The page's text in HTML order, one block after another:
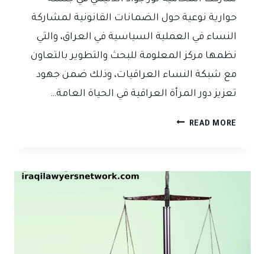
حوارية نوعية حول الضمانات القانونية لمشاركة
النساء في العملية السياسية في العراق، والتي
نظمها مركز المعلومة للبحث والتطوير بالتعاون
مع شبكة النساء العراقيات، وذلك ضمن جهود
تعزيز دور المرأة العراقية في الحياة العامة…
READ MORE المحامية
من
بغداد:
القانون
العراقي